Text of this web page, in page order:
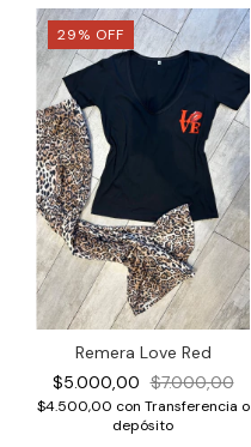
29% OFF
Remera Love Red
$5.000,00 $7.000,00
$4.500,00 con Transferencia o
depósito